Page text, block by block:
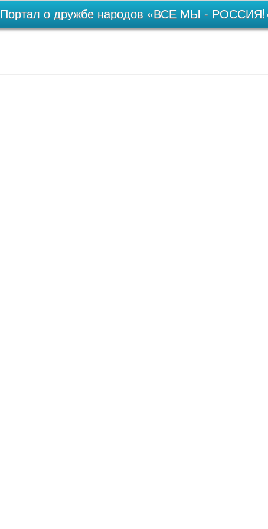
Портал о дружбе народов «ВСЕ МЫ -